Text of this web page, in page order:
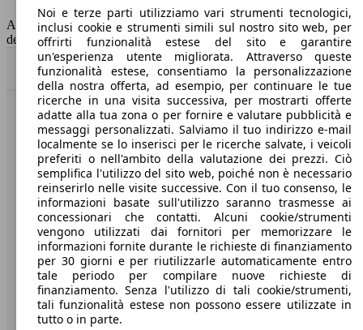
Capacità del serbatoio
55 l
AutoScout24 non si assume alcuna responsabilità per la correttezza
dei dati.
Torna su
Benvenuti su AutoScout24, il mercato auto europeo.
Società
A proposito di AutoScout24
Stampa
Media
Condizioni generali
Informazioni
Noi e terze parti utilizziamo vari strumenti tecnologici,
inclusi cookie e strumenti simili sul nostro sito web, per
offrirti funzionalità estese del sito e garantire
un'esperienza utente migliorata. Attraverso queste
funzionalità estese, consentiamo la personalizzazione
della nostra offerta, ad esempio, per continuare le tue
ricerche in una visita successiva, per mostrarti offerte
adatte alla tua zona o per fornire e valutare pubblicità e
messaggi personalizzati. Salviamo il tuo indirizzo e-mail
localmente se lo inserisci per le ricerche salvate, i veicoli
preferiti o nell'ambito della valutazione dei prezzi. Ciò
semplifica l'utilizzo del sito web, poiché non è necessario
reinserirlo nelle visite successive. Con il tuo consenso, le
informazioni basate sull'utilizzo saranno trasmesse ai
concessionari che contatti. Alcuni cookie/strumenti
vengono utilizzati dai fornitori per memorizzare le
informazioni fornite durante le richieste di finanziamento
per 30 giorni e per riutilizzarle automaticamente entro
tale periodo per compilare nuove richieste di
finanziamento. Senza l'utilizzo di tali cookie/strumenti,
tali funzionalità estese non possono essere utilizzate in
tutto o in parte.